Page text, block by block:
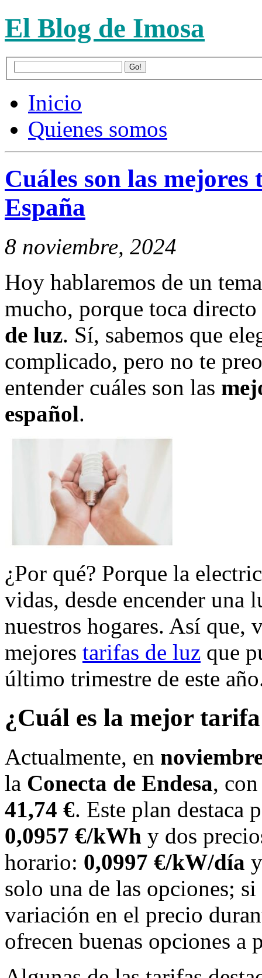
El Blog de Imosa
Inicio
Quienes somos
Cuáles son las
España
8 noviembre, 2024
Hoy hablaremos de un
mucho, porque toca
de luz. Sí, sabemos que
complicado, pero no te
entender cuáles son las
español.
¿Por qué? Porque la
vidas, desde encender una
nuestros hogares. Así que,
mejores tarifas de luz que
último trimestre de este
¿Cuál es la mejor
Actualmente, en
la Conecta de Endesa,
41,74 €. Este plan destaca
0,0957 €/kWh y dos
horario: 0,0997 €/kW/día
solo una de las opciones;
variación en el precio
ofrecen buenas opciones a